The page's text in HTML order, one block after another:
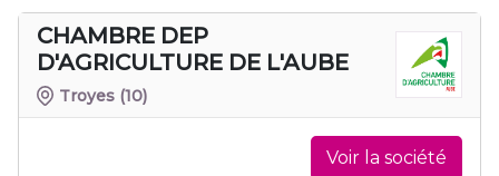
CHAMBRE DEP
D'AGRICULTURE DE L'AUBE
Troyes (10)
Voir la société